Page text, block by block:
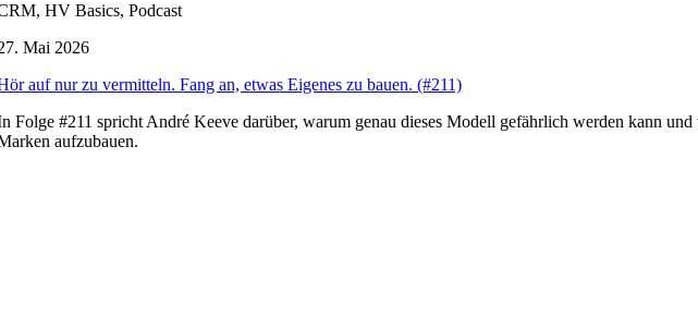
HV Basics, Podcast
Mai 2026
auf nur zu vermitteln. Fang an, etwas Eigenes zu bauen. (#211)
Folge #211 spricht André Keeve darüber, warum genau dieses Modell gefährlich werden kann
aufzubauen.